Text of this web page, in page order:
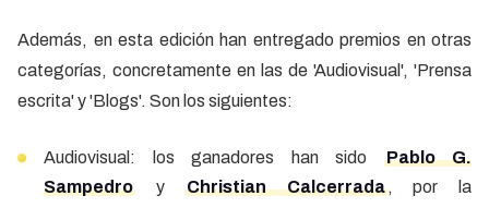
Además, en esta edición han entregado premios en otras
categorías, concretamente en las de 'Audiovisual', 'Prensa
escrita' y 'Blogs'. Son los siguientes:
Audiovisual: los ganadores han sido
Pablo G.
Sampedro
yChristian Calcerrada, por la